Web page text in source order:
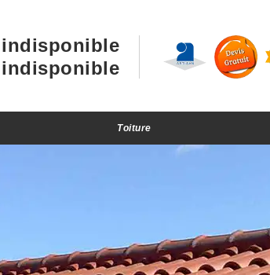
indisponible
indisponible
Toiture